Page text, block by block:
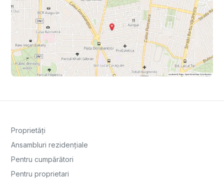
Proprietăți
Ansambluri rezidențiale
Pentru cumpărători
Pentru proprietari